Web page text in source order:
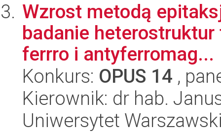
Wzrost metodą
badanie
ferrro i antyferromag...
Konkurs: OPUS 14 ,
Kierownik: dr hab.
Uniwersytet